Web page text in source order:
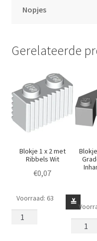
Nopjes
Gerelateerde
Blokje 1 x 2 met
Ribbels Wit
€0,07
Blokje
1
≚
Voorraad: 63
Blokje
3